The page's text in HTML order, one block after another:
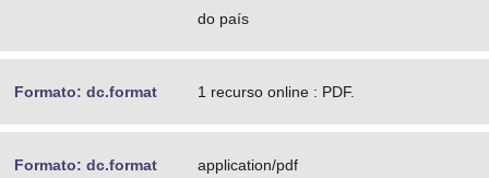
do país
Formato: dc.format 1 recurso online : PDF.
Formato: dc.format application/pdf